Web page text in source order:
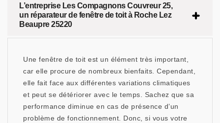
L’entreprise Les Compagnons Couvreur 25,
un réparateur de fenêtre de toit à Roche Lez
Beaupre 25220
Une fenêtre de toit est un élément très important,
car elle procure de nombreux bienfaits. Cependant,
elle fait face aux différentes variations climatiques
et peut se détériorer avec le temps. Sachez que sa
performance diminue en cas de présence d’un
problème de fonctionnement. Donc, si vous votre